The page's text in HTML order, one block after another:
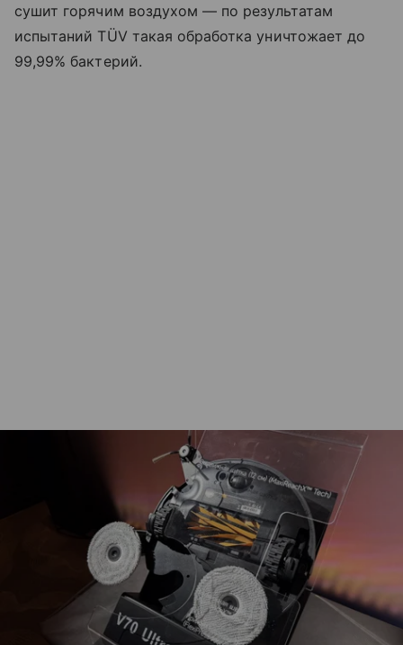
сушит горячим воздухом — по результатам
испытаний TÜV такая обработка уничтожает до
99,99% бактерий.